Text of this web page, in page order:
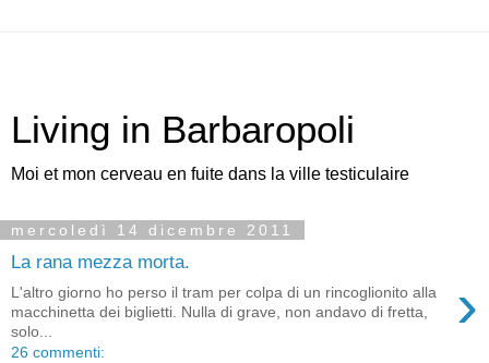
Living in Barbaropoli
Moi et mon cerveau en fuite dans la ville testiculaire
mercoledì 14 dicembre 2011
La rana mezza morta.
›
L'altro giorno ho perso il tram per colpa di un rincoglionito alla
macchinetta dei biglietti. Nulla di grave, non andavo di fretta,
solo...
26 commenti: